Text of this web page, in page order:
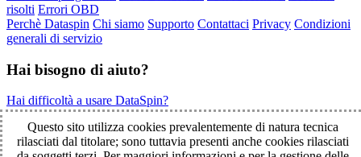
risolti Errori OBD
Perchè Dataspin Chi siamo Supporto Contattaci Privacy Condizioni
generali di servizio
Hai bisogno di aiuto?
Hai difficoltà a usare DataSpin?
Clicca per la teleassistenza!
Questo sito utilizza cookies prevalentemente di natura tecnica
rilasciati dal titolare; sono tuttavia presenti anche cookies rilasciati